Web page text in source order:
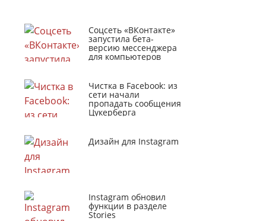
Соцсеть «ВКонтакте»
запустила бета-
версию мессенджера
для компьютеров
Чистка в Facebook: из
сети начали
пропадать сообщения
Цукерберга
Дизайн для Instagram
Instagram обновил
функции в разделе
Stories